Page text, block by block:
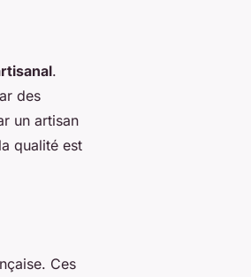
.
des
un artisan
qualité est
Ces